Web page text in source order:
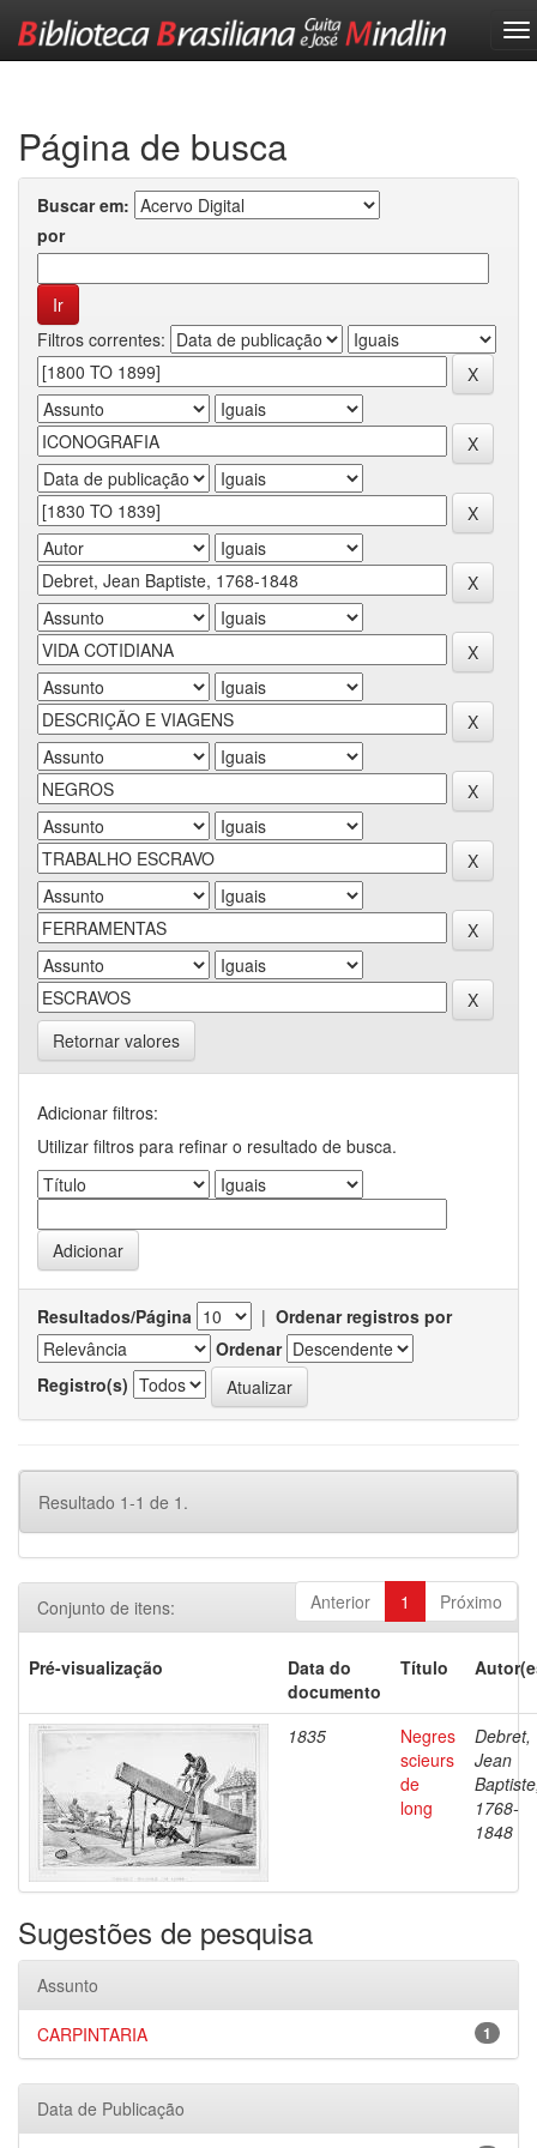
Página de busca
Buscar em:
por
Filtros correntes:
Retornar valores
Adicionar filtros:
Utilizar filtros para refinar o resultado de busca.
Resultados/Página | Ordenar registros por
Ordenar
Registro(s)
Resultado 1-1 de 1.
Anterior 1 Próximo
Conjunto de itens:
Pré-visualização
Data do
documento
Título
1835
Negres
scieurs
de
long
Debret,
Jean
1768-
1848
Sugestões de pesquisa
Assunto
1
CARPINTARIA
Data de Publicação